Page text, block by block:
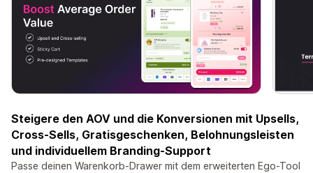
Steigere den AOV und die Konversionen mit Upsells,
Cross-Sells, Gratisgeschenken, Belohnungsleisten
und individuellem Branding-Support
Passe deinen Warenkorb-Drawer mit dem erweiterten Ego-Tool